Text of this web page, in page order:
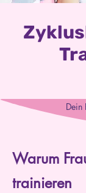
Dein
Warum
trainieren